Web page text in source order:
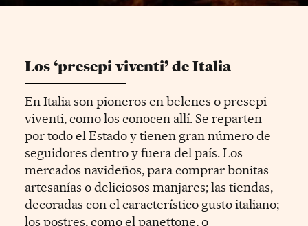
Los ‘presepi viventi’ de Italia
En Italia son pioneros en belenes o presepi
viventi, como los conocen allí. Se reparten
por todo el Estado y tienen gran número de
seguidores dentro y fuera del país. Los
mercados navideños, para comprar bonitas
artesanías o deliciosos manjares; las tiendas,
decoradas con el característico gusto italiano;
los postres, como el panettone, o